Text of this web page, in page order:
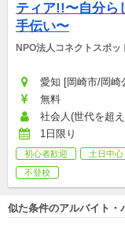
ティア!!〜自分ら
手伝い〜
NPO法人コネクトスポッ
愛知 [岡崎市/岡崎
無料
社会人(世代を超
1日限り
初心者歓迎 土日中心
不登校
似た条件のアルバイト・